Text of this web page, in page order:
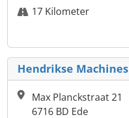
17 Kilometer
Hendrikse Machines
Max Planckstraat 21
6716 BD Ede